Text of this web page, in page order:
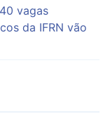
vagas
da IFRN vão